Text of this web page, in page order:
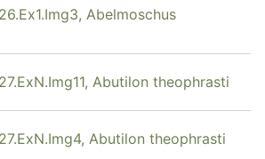
Abelmoschus
Abutilon theophrasti
Abutilon theophrasti